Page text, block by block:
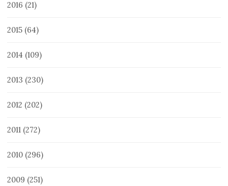
2016 (21)
2015 (64)
2014 (109)
2013 (230)
2012 (202)
2011 (272)
2010 (296)
2009 (251)